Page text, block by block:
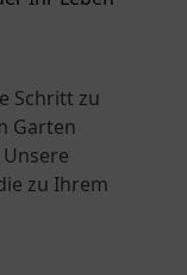
Schritt zu
Garten
zu Ihrem